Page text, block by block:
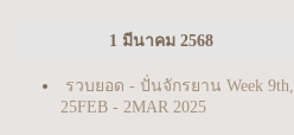
1 มีนาคม 2568
รวบยอด - ปั่นจักรยาน Week 9th,
25FEB - 2MAR 2025